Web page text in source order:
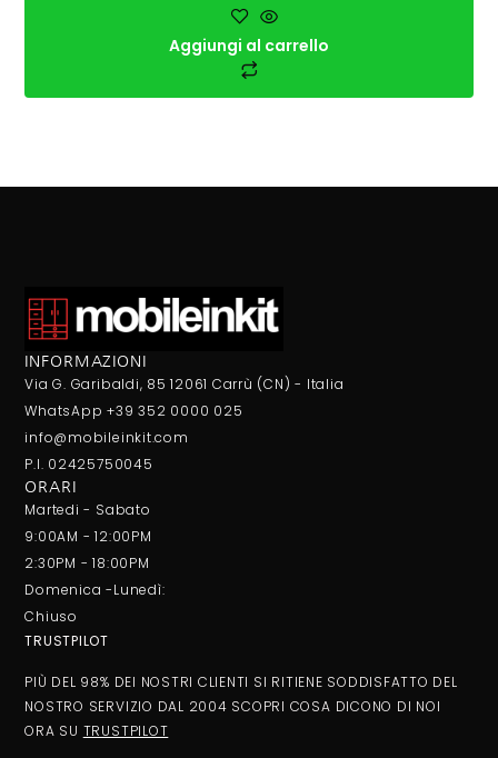
Aggiungi al carrello
INFORMAZIONI
Via G. Garibaldi, 85 12061 Carrù (CN) - Italia
WhatsApp +39 352 0000 025
info@mobileinkit.com
P.I. 02425750045
ORARI
Martedi - Sabato
9:00AM - 12:00PM
2:30PM - 18:00PM
Domenica -Lunedì:
Chiuso
TRUSTPILOT
PIÙ DEL 98% DEI NOSTRI CLIENTI SI RITIENE SODDISFATTO DEL
NOSTRO SERVIZIO DAL 2004 SCOPRI COSA DICONO DI NOI
ORA SU TRUSTPILOT